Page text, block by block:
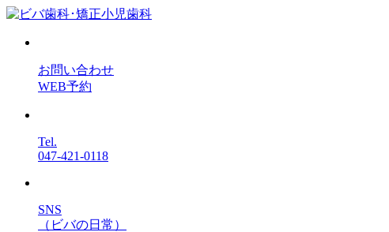
お問い合わせ
WEB予約
Tel.
047-421-0118
SNS
（ビバの日常）